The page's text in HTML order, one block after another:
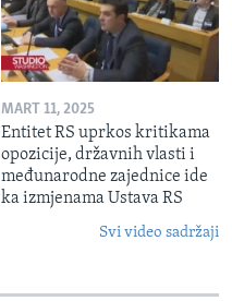
MART 11, 2025
Entitet RS uprkos kritikama
opozicije, državnih vlasti i
međunarodne zajednice ide
ka izmjenama Ustava RS
Svi video sadržaji